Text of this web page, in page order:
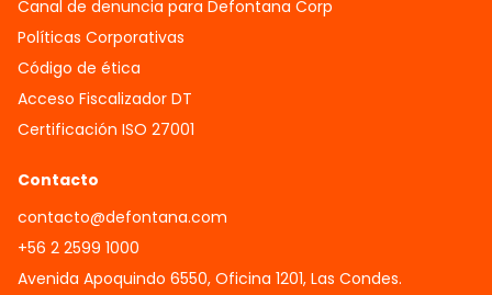
Canal de denuncia para Defontana Corp
Políticas Corporativas
Código de ética
Acceso Fiscalizador DT
Certificación ISO 27001
Contacto
contacto@defontana.com
+56 2 2599 1000
Avenida Apoquindo 6550, Oficina 1201, Las Condes.